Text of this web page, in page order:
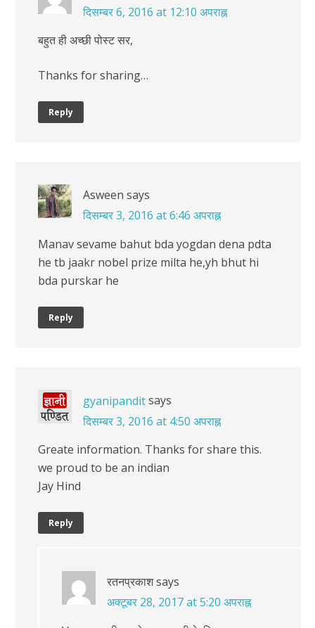
दिसम्बर 6, 2016 at 12:10 अपराह्न
बहुत ही अच्छी पोस्ट सर,
Thanks for sharing…
Reply
Asween says
दिसम्बर 3, 2016 at 6:46 अपराह्न
Manav sevame bahut bda yogdan dena pdta
he tb jaakr nobel prize milta he,yh bhut hi
bda purskar he
Reply
gyanipanditsays
दिसम्बर 3, 2016 at 4:50 अपराह्न
Greate information. Thanks for share this.
we proud to be an indian
Jay Hind
Reply
रतनप्रकाशsays
अक्टूबर 28, 2017 at 5:20 अपराह्न